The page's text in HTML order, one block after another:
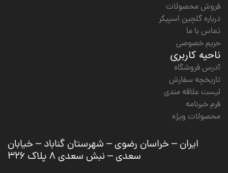
فروش محصولات
درباره گلچین اسپیکر
تماس با ما
حریم خصوصی
ناحیه کاربری
آدرس فروشگاه
تاریخچه سفارش
لیست علاقه مندی
فرم خبرنامه
محصولات ویژه
ایران – خراسان رضوی – شهرستان گناباد – خیابان
سعدی – نبش سعدی ۸ پلاک ۳۲۶